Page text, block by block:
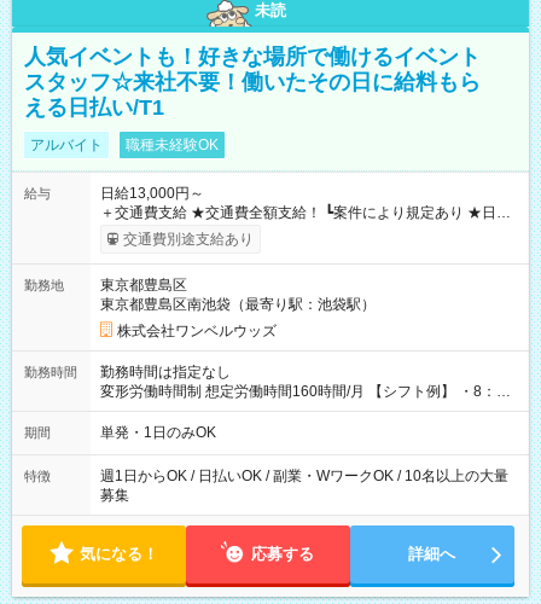
未読
人気イベントも！好きな場所で働けるイベント
スタッフ☆来社不要！働いたその日に給料もら
える日払い/T1
アルバイト 職種未経験OK
給与
日給13,000円～
＋交通費支給 ★交通費全額支給！ ┗案件により規定あり ★日払
いOK！（規定あり） ┗働いたその日に現金GET♪ お仕事後はコ
ンビニATMから 日払い分を引き落とせます！ 【試用期間】試
交通費別途支給あり
勤務地
東京都豊島区
東京都豊島区南池袋（最寄り駅：池袋駅）
株式会社ワンベルウッズ
勤務時間
勤務時間は指定なし
変形労働時間制 想定労働時間160時間/月 【シフト例】 ・8：00
～21：00
期間 単発・1日のみOK
特徴
週1日からOK / 日払いOK / 副業・WワークOK / 10名以上の大量
募集
気になる！ 応募する 詳細へ